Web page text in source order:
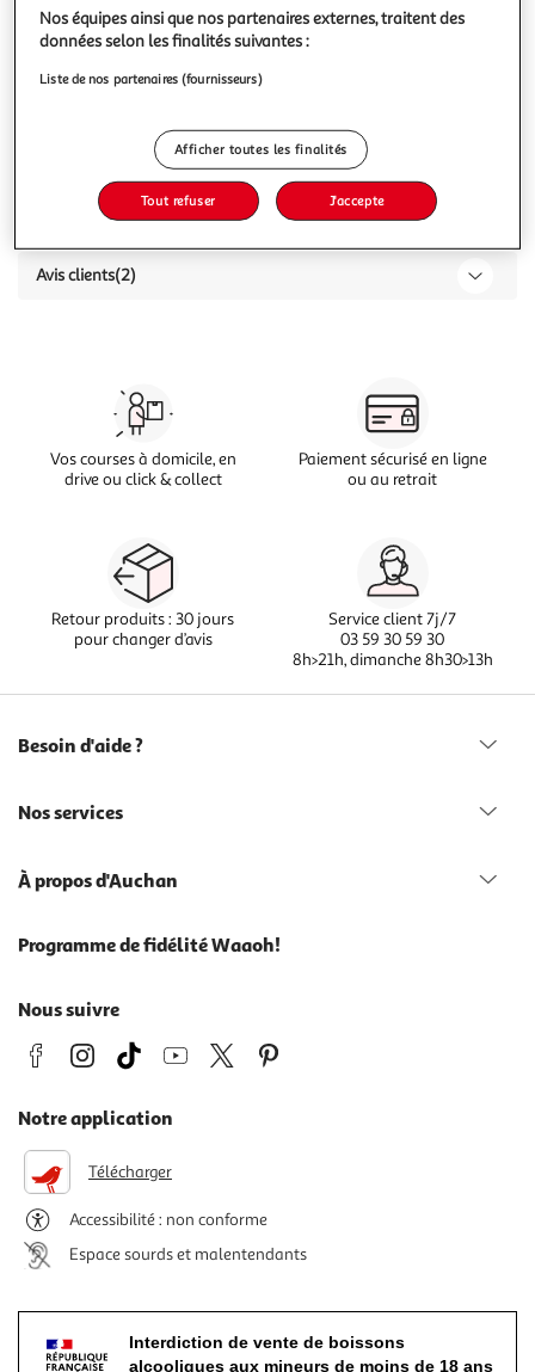
Vous voulez connaître le prix de ce produit ?
Afficher le prix
Caractéristiques
Avis clients(2)
Vos courses à domicile, en
drive ou click & collect
Paiement sécurisé en ligne
ou au retrait
Retour produits : 30 jours
pour changer d’avis
Service client 7j/7
03 59 30 59 30
8h>21h, dimanche 8h30>13h
Besoin d'aide ?
Nos services
À propos d'Auchan
Programme de fidélité Waaoh!
Nous suivre
Notre application
Télécharger
Accessibilité : non conforme
Espace sourds et malentendants
Interdiction de vente de boissons
alcooliques aux mineurs de moins de 18 ans
Nos équipes ainsi que nos partenaires externes, traitent des
données selon les finalités suivantes :
Liste de nos partenaires (fournisseurs)
Afficher toutes les finalités
Tout refuser J'accepte